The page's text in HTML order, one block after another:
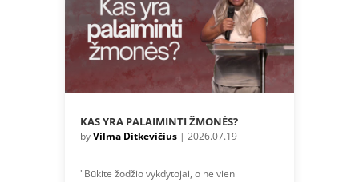
KAS YRA PALAIMINTI ŽMONĖS?
byVilma Ditkevičius| 2026.07.19
"Būkite žodžio vykdytojai, o ne vien